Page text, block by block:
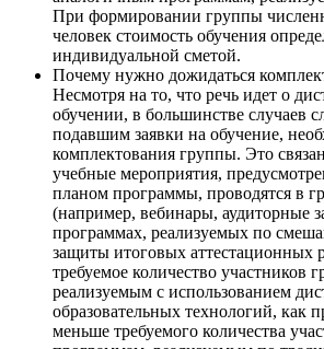
При формировании группы
человек стоимость обучения
индивидуальной сметой.
Почему нужно дожидаться
Несмотря на то, что речь идет о
обучении, в большинстве случаев
подавшим заявки на обучение,
комплектования группы. Это
учебные мероприятия,
планом программы, проводятся в
(например, вебинары, аудиторные
программах, реализуемых по
защиты итоговых аттестационных
требуемое количество участников
реализуемым с использованием
образовательных технологий, как
меньше требуемого количества